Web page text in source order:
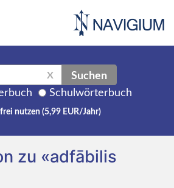
X Suchen
Schulwörterbuch
nutzen (5,99 EUR/Jahr)
zu «adfābilis